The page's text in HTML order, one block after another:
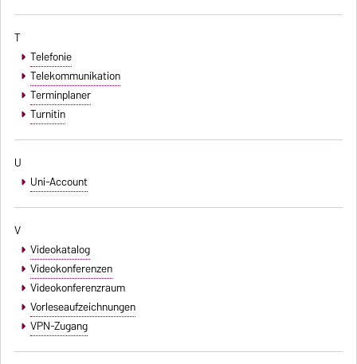
T
Telefonie
Telekommunikation
Terminplaner
Turnitin
U
Uni-Account
V
Videokatalog
Videokonferenzen
Videokonferenzraum
Vorleseaufzeichnungen
VPN-Zugang